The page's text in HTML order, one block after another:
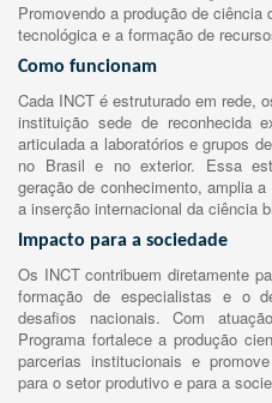
Promovendo a produção de
tecnológica e a formação de
Como funcionam
Cada INCT é estruturado em rede,
instituição sede de reconhecida
articulada a laboratórios e grupos
no Brasil e no exterior. Essa
geração de conhecimento, amplia
a inserção internacional da ciência
Impacto para a sociedade
Os INCT contribuem diretamente
formação de especialistas e o
desafios nacionais. Com
Programa fortalece a produção
parcerias institucionais e
para o setor produtivo e para a